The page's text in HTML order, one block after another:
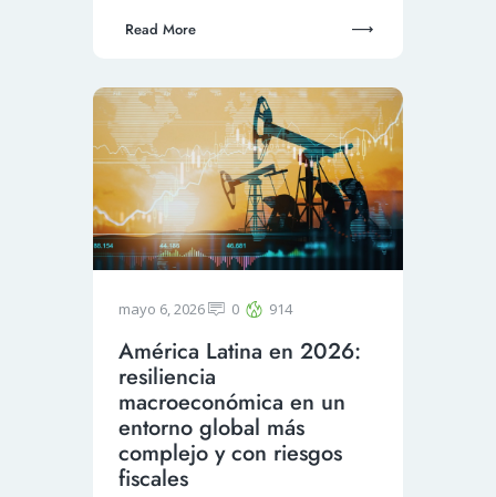
Read More
mayo 6, 2026 0 914
América Latina en 2026:
resiliencia
macroeconómica en un
entorno global más
complejo y con riesgos
fiscales